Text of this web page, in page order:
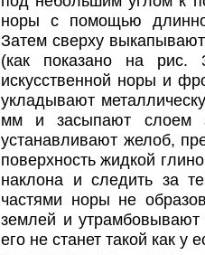
норы с помощью
Затем сверху
(как показано на рис.
искусственной норы и
укладывают
мм и засыпают слоем
устанавливают желоб,
поверхность жидкой
наклона и следить за
частями норы не
землей и
его не станет такой как